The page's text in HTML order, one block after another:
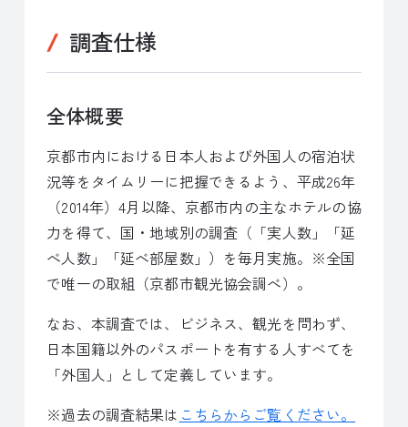
調査仕様
全体概要
京都市内における日本人および外国人の宿泊状
況等をタイムリーに把握できるよう、平成26年
（2014年）4月以降、京都市内の主なホテルの協
力を得て、国・地域別の調査（「実人数」「延
べ人数」「延べ部屋数」）を毎月実施。※全国
で唯一の取組（京都市観光協会調べ）。
なお、本調査では、ビジネス、観光を問わず、
日本国籍以外のパスポートを有する人すべてを
「外国人」として定義しています。
※過去の調査結果は こちらからご覧ください。